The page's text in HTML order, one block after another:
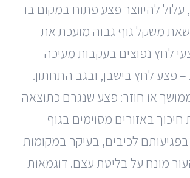
להיווצר פצע פתוח במקום בו
משקל גוף גבוה מועכת את
לחץ נפוצים בעקבות מעיכה
פצע לחץ בישבן, ובגב התחתון.
או חוזר: פצע שנגרם כתוצאה
באזורים מסוימים בגוף
בפגיעותם לכיבים, בעיקר במקומות
מונח על בליטת עצם. דוגמאות